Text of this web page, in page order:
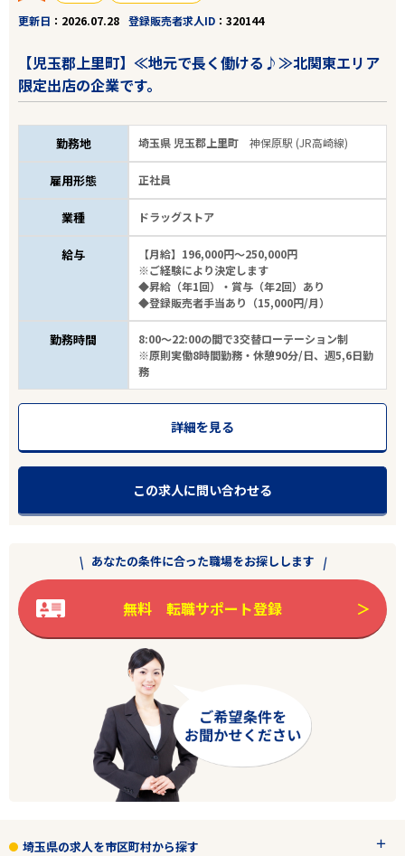
更新日
2026.07.28 登録販売者求人ID 320144
【児玉郡上里町】≪地元で長く働ける♪≫北関東エリア
限定出店の企業です。
勤務地 埼玉県 児玉郡上里町神保原駅 (JR高崎線)
雇用形態 正社員
業種 ドラッグストア
給与
【月給】196,000円～250,000円
※ご経験により決定します
◆昇給（年1回）・賞与（年2回）あり
◆登録販売者手当あり（15,000円/月）
勤務時間
8:00～22:00の間で3交替ローテーション制
※原則実働8時間勤務・休憩90分/日、週5,6日勤
務
詳細を見る
この求人に問い合わせる
あなたの条件に合った職場をお探しします
無料 転職サポート登録
埼玉県の求人を市区町村から探す